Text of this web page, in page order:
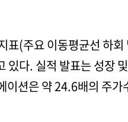
표(주요 이동평균선 하
있다. 실적 발표는 성장
이션은 약 24.6배의 주